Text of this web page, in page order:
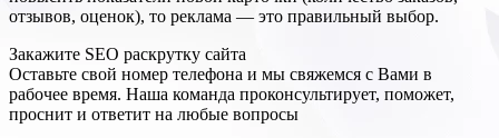
отзывов, оценок), то реклама — это правильный выбор.
Закажите SEO раскрутку сайта
Оставьте свой номер телефона и мы свяжемся с Вами в
рабочее время. Наша команда проконсультирует, поможет,
проснит и ответит на любые вопросы